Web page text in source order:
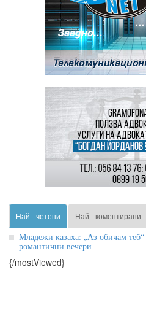
Най - четени Най - коментирани
Младежи казаха: „Аз обичам теб“
романтични вечери
{/mostViewed}